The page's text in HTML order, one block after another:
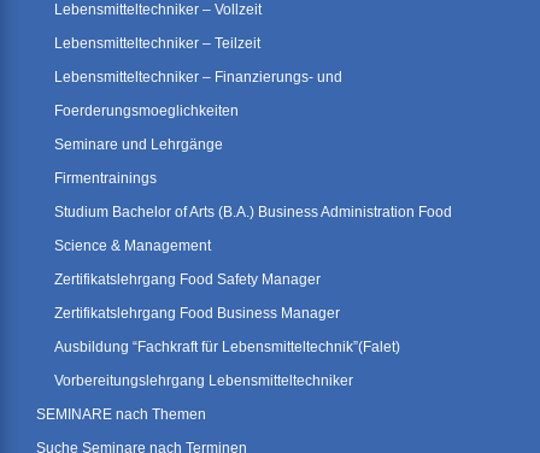
Lebensmitteltechniker – Vollzeit
Lebensmitteltechniker – Teilzeit
Lebensmitteltechniker – Finanzierungs- und
Foerderungsmoeglichkeiten
Seminare und Lehrgänge
Firmentrainings
Studium Bachelor of Arts (B.A.) Business Administration Food
Science & Management
Zertifikatslehrgang Food Safety Manager
Zertifikatslehrgang Food Business Manager
Ausbildung “Fachkraft für Lebensmitteltechnik”(Falet)
Vorbereitungslehrgang Lebensmitteltechniker
SEMINARE nach Themen
Suche Seminare nach Terminen